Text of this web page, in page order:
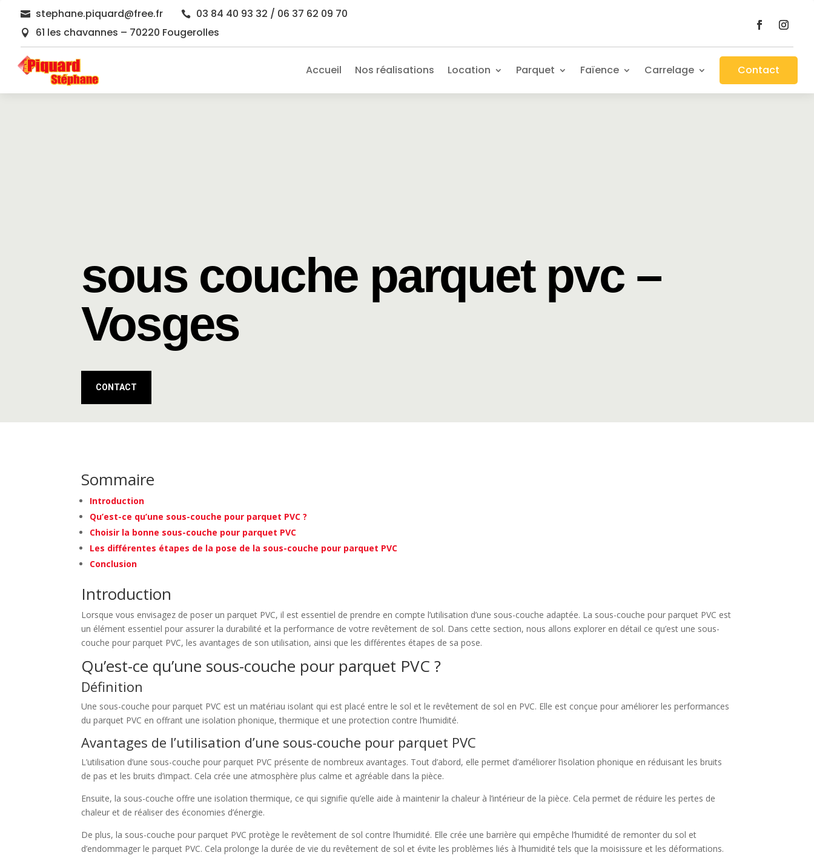
 stephane.piquard@free.fr  03 84 40 93 32 / 06 37 62 09 70
 61 les chavannes – 70220 Fougerolles
Accueil Nos réalisations Location Parquet Faïence Carrelage Contact
sous couche parquet pvc –
Vosges
CONTACT
Sommaire
Introduction
Qu’est-ce qu’une sous-couche pour parquet PVC ?
Choisir la bonne sous-couche pour parquet PVC
Les différentes étapes de la pose de la sous-couche pour parquet PVC
Conclusion
Introduction
Lorsque vous envisagez de poser un parquet PVC, il est essentiel de prendre en compte l’utilisation d’une sous-couche adaptée. La sous-couche pour parquet PVC est
un élément essentiel pour assurer la durabilité et la performance de votre revêtement de sol. Dans cette section, nous allons explorer en détail ce qu’est une sous-
couche pour parquet PVC, les avantages de son utilisation, ainsi que les différentes étapes de sa pose.
Qu’est-ce qu’une sous-couche pour parquet PVC ?
Définition
Une sous-couche pour parquet PVC est un matériau isolant qui est placé entre le sol et le revêtement de sol en PVC. Elle est conçue pour améliorer les performances
du parquet PVC en offrant une isolation phonique, thermique et une protection contre l’humidité.
Avantages de l’utilisation d’une sous-couche pour parquet PVC
L’utilisation d’une sous-couche pour parquet PVC présente de nombreux avantages. Tout d’abord, elle permet d’améliorer l’isolation phonique en réduisant les bruits
de pas et les bruits d’impact. Cela crée une atmosphère plus calme et agréable dans la pièce.
Ensuite, la sous-couche offre une isolation thermique, ce qui signifie qu’elle aide à maintenir la chaleur à l’intérieur de la pièce. Cela permet de réduire les pertes de
chaleur et de réaliser des économies d’énergie.
De plus, la sous-couche pour parquet PVC protège le revêtement de sol contre l’humidité. Elle crée une barrière qui empêche l’humidité de remonter du sol et
d’endommager le parquet PVC. Cela prolonge la durée de vie du revêtement de sol et évite les problèmes liés à l’humidité tels que la moisissure et les déformations.